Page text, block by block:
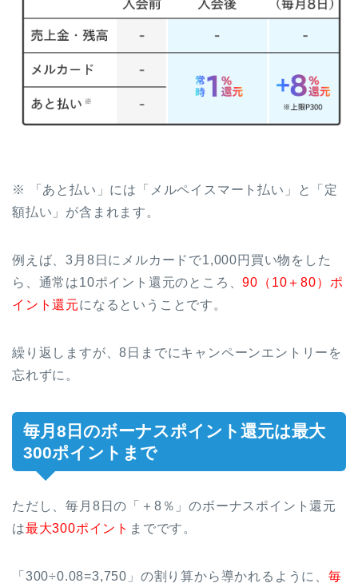
※ 「あと払い」には「メルペイスマート払い」と「定
額払い」が含まれます。
例えば、3月8日にメルカードで1,000円買い物をした
ら、通常は10ポイント還元のところ、90（10＋80）ポ
イント還元になるということです。
繰り返しますが、8日までにキャンペーンエントリーを
忘れずに。
毎月8日のボーナスポイント還元は最大
300ポイントまで
ただし、毎月8日の「＋8％」のボーナスポイント還元
は最大300ポイント までです。
「300÷0.08=3,750」の割り算から導かれるように、 毎